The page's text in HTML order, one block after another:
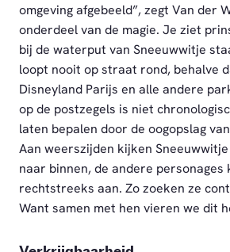
omgeving afgebeeld”, zegt Van der
onderdeel van de magie. Je ziet
bij de waterput van Sneeuwwitje
loopt nooit op straat rond, behalve
Disneyland Parijs en alle andere
op de postzegels is niet
laten bepalen door de oogopslag
Aan weerszijden kijken
naar binnen, de andere
rechtstreeks aan. Zo zoeken ze
Want samen met hen vieren we dit